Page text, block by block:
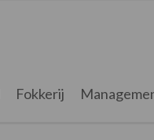
Fokkerij